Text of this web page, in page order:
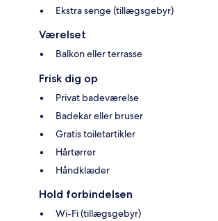
Ekstra senge (tillægsgebyr)
Værelset
Balkon eller terrasse
Frisk dig op
Privat badeværelse
Badekar eller bruser
Gratis toiletartikler
Hårtørrer
Håndklæder
Hold forbindelsen
Wi-Fi (tillægsgebyr)